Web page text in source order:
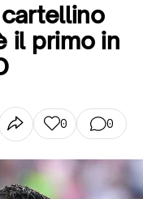
il primo in
0 0